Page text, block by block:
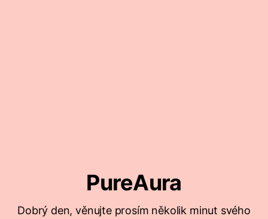
PureAura
Dobrý den, věnujte prosím několik minut svého